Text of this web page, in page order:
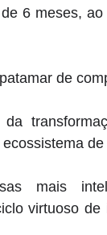
6 meses,
de
mais
virtuoso